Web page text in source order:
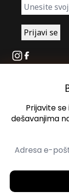
Instagram
Facebook
Oglašavanje
Kontakt
Spotify
Prijavite
dešavanjima